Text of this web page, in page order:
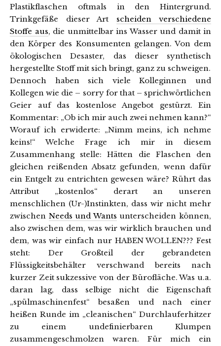
Plastikflaschen oftmals in den Hintergrund.
Trinkgefäße dieser Art scheiden verschiedene
Stoffe aus, die unmittelbar ins Wasser und damit in
den Körper des Konsumenten gelangen. Von dem
ökologischen Desaster, das dieser synthetisch
hergestellte Stoff mit sich bringt, ganz zu schweigen.
Dennoch haben sich viele Kolleginnen und
Kollegen wie die – sorry for that – sprichwörtlichen
Geier auf das kostenlose Angebot gestürzt. Ein
Kommentar: „Ob ich mir auch zwei nehmen kann?“
Worauf ich erwiderte: „Nimm meins, ich nehme
keins!“ Welche Frage ich mir in diesem
Zusammenhang stelle: Hätten die Flaschen den
gleichen reißenden Absatz gefunden, wenn dafür
ein Entgelt zu entrichten gewesen wäre? Rührt das
Attribut „kostenlos“ derart an unseren
menschlichen (Ur-)Instinkten, dass wir nicht mehr
zwischen Needs und Wants unterscheiden können,
also zwischen dem, was wir wirklich brauchen und
dem, was wir einfach nur HABEN WOLLEN??? Fest
steht: Der Großteil der gebrandeten
Flüssigkeitsbehälter verschwand bereits nach
kurzer Zeit sukzessive von der Bürofläche. Was u.a.
daran lag, dass selbige nicht die Eigenschaft
„spülmaschinenfest“ besaßen und nach einer
heißen Runde im „cleanischen“ Durchlauferhitzer
zu einem undefinierbaren Klumpen
zusammengeschmolzen waren. Für mich ein